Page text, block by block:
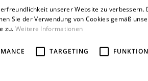
unserer Website zu verbessern.
Sie der Verwendung von Cookies gemäß
zu. Weitere Informationen
TARGETING